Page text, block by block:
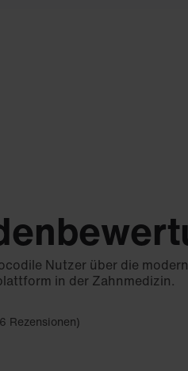
Nutzer über die
in der Zahnmedizin.
Rezensionen)